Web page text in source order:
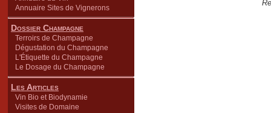
Annuaire Sites de Vignerons
Dossier Champagne
Terroirs de Champagne
Dégustation du Champagne
L'Étiquette du Champagne
Le Dosage du Champagne
Les Articles
Vin Bio et Biodynamie
Visites de Domaine